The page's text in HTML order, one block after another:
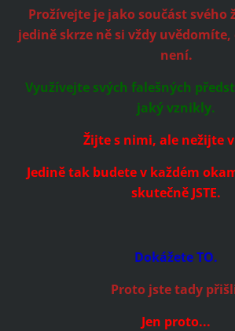
Prožívejte je jako součást svého
jedině skrze ně si vždy uvědomíte,
není.
Využívejte svých falešných
jaký vznikly.
Žijte s nimi, ale nežijte
Jedině tak budete v každém
skutečně JSTE.
Dokážete TO.
Proto jste tady
Jen proto...